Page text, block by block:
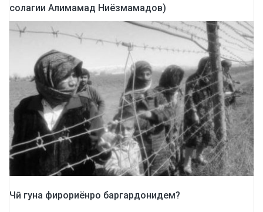
солагии Алимамад Ниёзмамадов)
Чӣ гуна фирориёнро баргардонидем?